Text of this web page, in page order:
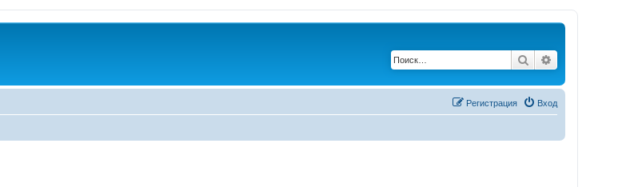
Поиск
Вход
Регистрация